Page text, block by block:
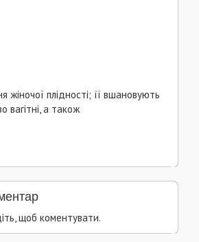
жіночої плідності; її вшановують
вагітні, а також
щоб коментувати.